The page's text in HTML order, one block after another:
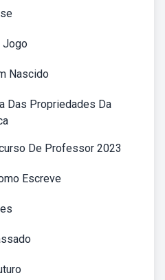
Jogo
Nascido
Das Propriedades Da
De Professor 2023
Escreve